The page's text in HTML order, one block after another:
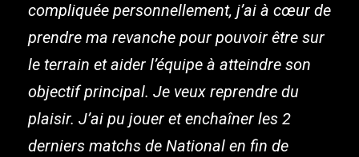
compliquée personnellement, j’ai à cœur de
prendre ma revanche pour pouvoir être sur
le terrain et aider l’équipe à atteindre son
objectif principal. Je veux reprendre du
plaisir. J’ai pu jouer et enchaîner les 2
derniers matchs de National en fin de